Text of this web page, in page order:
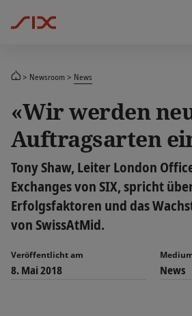
Newsroom News
«Wir werden
Auftragsarten
Tony Shaw, Leiter London
Exchanges von SIX, spricht
Erfolgsfaktoren und das
von SwissAtMid.
Veröffentlicht am
8. Mai 2018 News